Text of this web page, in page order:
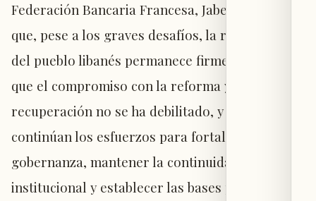
Federación Bancaria Francesa, Jaber afirmó
que, pese a los graves desafíos, la resiliencia
del pueblo libanés permanece firme. Aseguró
que el compromiso con la reforma y la
recuperación no se ha debilitado, y que
continúan los esfuerzos para fortalecer la
gobernanza, mantener la continuidad
institucional y establecer las bases para la